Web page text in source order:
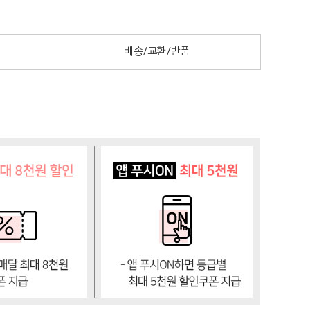
배송/교환/반품